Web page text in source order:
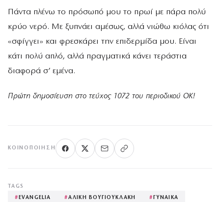
Πάντα πλένω το πρόσωπό μου το πρωί με πάρα πολύ
κρύο νερό. Με ξυπνάει αμέσως, αλλά νιώθω κιόλας ότι
«σφίγγει» και φρεσκάρει την επιδερμίδα μου. Είναι
κάτι πολύ απλό, αλλά πραγματικά κάνει τεράστια
διαφορά σ’ εμένα.
Πρώτη δημοσίευση στο τεύχος 1072 του περιοδικού ΟΚ!
ΚΟΙΝΟΠΟΊΗΣΗ
TAGS
# EVANGELIA #ΑΛΙΚΗ ΒΟΥΓΙΟΥΚΛΑΚΗ # ΓΥΝΑΙΚΑ